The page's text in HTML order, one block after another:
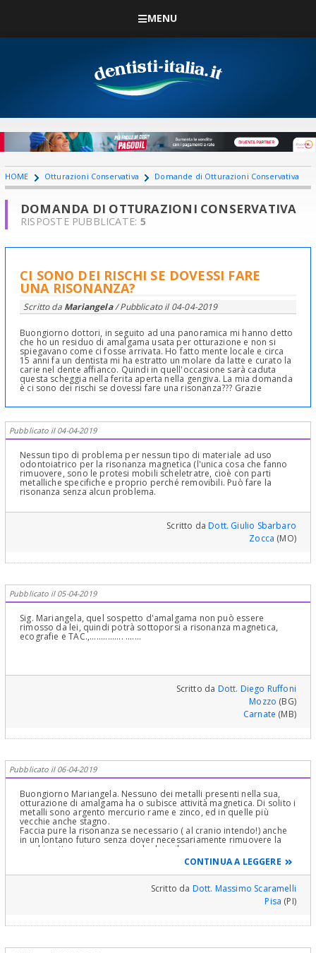
MENU
HOME Otturazioni Conservativa Domande di Otturazioni Conservativa
DOMANDA DI OTTURAZIONI CONSERVATIVA
RISPOSTE PUBBLICATE: 5
CI SONO DEI RISCHI SE DOVESSI FARE
UNA RISONANZA?
Scritto da Mariangela/ Pubblicato il 04-04-2019
Buongiorno dottori, in seguito ad una panoramica mi hanno detto
che ho un residuo di amalgama usata per otturazione e non si
spiegavano come ci fosse arrivata. Ho fatto mente locale e circa
15 anni fa un dentista mi ha estratto un molare da latte e curato la
carie nel dente affianco. Quindi in quell'occasione sarà caduta
questa scheggia nella ferita aperta nella gengiva. La mia domanda
è ci sono dei rischi se dovessi fare una risonanza??? Grazie
Pubblicato il 04-04-2019
Nessun tipo di problema per nessun tipo di materiale ad uso
odontoiatrico per la risonanza magnetica (l'unica cosa che fanno
rimuovere, sono le protesi mobili scheletratre, cioè con parti
metalliche specifiche e proprio perché removibili. Può fare la
risonanza senza alcun problema.
Scritto daDott. Giulio Sbarbaro
Zocca (MO)
Pubblicato il 05-04-2019
Sig. Mariangela, quel sospetto d'amalgama non può essere
rimosso da lei, quindi potrà sottoporsi a risonanza magnetica,
ecografie e TAC.,............... .......
Scritto da Dott. Diego Ruffoni
Mozzo (BG)
Carnate (MB)
Pubblicato il 06-04-2019
Buongiorno Mariangela. Nessuno dei metalli presenti nella sua,
otturazione di amalgama ha o subisce attività magnetica. Di solito i
metalli sono argento mercurio rame e zinco, ed in quelle più
vecchie anche stagno.
Faccia pure la risonanza se necessario ( al cranio intendo!) anche
in un lontano futuro senza dover necessariamente rimuovere la
vecchia otturazione, a meno che lei o il suo
Dentista non vogliate farlo per altri motivi.
Stesso discorso per le corone dentali ( cioè le cosiddette capsule
cementate sui denti limati ) se sono realizzate in lega preziosa, in
tutte quelle dette " metal-free" ( ceramica, zirconia,
composito,resine ecc),o in quelle aventi un involucro interno
influenza in un campo elettromagnetico, anche fortissimo come
CONTINUA A LEGGERE
Scritto da Dott. Massimo Scaramelli
Pisa (PI)